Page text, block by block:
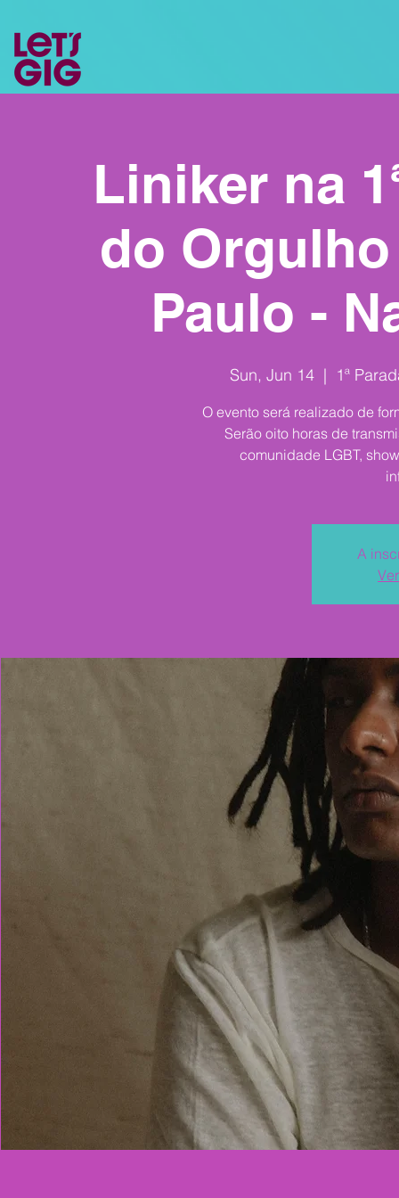
Liniker na
do
Paulo -
Sun, Jun 14
  |
1ª
O evento será realizado de
Serão oito horas de
comunidade LGBT,
A